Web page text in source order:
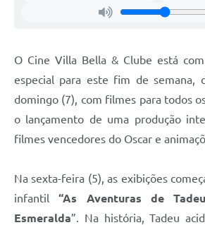
O Cine Villa Bella & Clube está
especial para este fim de semana,
domingo (7), com filmes para todos
o lançamento de uma produção
filmes vencedores do Oscar e
Na sexta-feira (5), as exibições
infantil “As Aventuras de
Esmeralda”. Na história, Tadeu